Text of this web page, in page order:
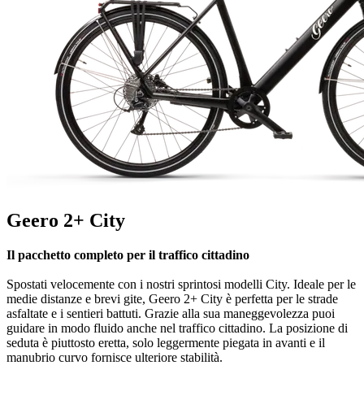
Geero 2+ City
Il pacchetto completo per il traffico cittadino
Spostati velocemente con i nostri sprintosi modelli City. Ideale per le
medie distanze e brevi gite, Geero 2+ City è perfetta per le strade
asfaltate e i sentieri battuti. Grazie alla sua maneggevolezza puoi
guidare in modo fluido anche nel traffico cittadino. La posizione di
seduta è piuttosto eretta, solo leggermente piegata in avanti e il
manubrio curvo fornisce ulteriore stabilità.